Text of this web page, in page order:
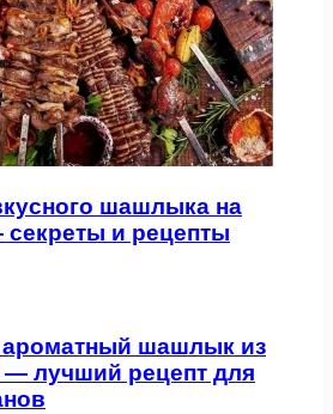
шашлыка на
и рецепты
ароматный шашлык из
— лучший рецепт для